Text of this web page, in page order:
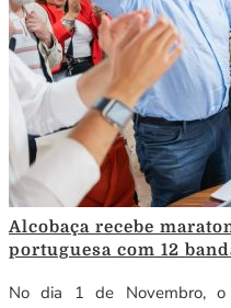
Alcobaça recebe
portuguesa com 12
No dia 1 de Novembro, o